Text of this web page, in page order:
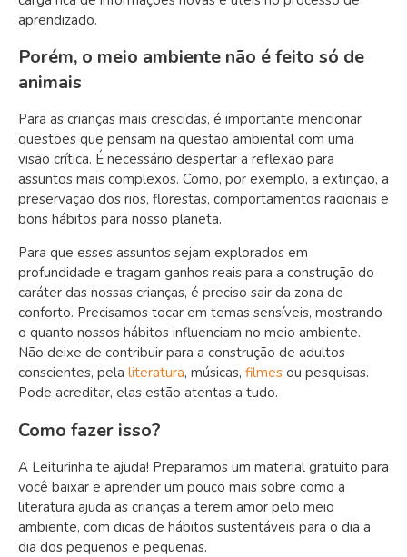
aprendizado.
Porém, o meio ambiente não é feito só de
animais
Para as crianças mais crescidas, é importante mencionar
questões que pensam na questão ambiental com uma
visão crítica. É necessário despertar a reflexão para
assuntos mais complexos. Como, por exemplo, a extinção, a
preservação dos rios, florestas, comportamentos racionais e
bons hábitos para nosso planeta.
Para que esses assuntos sejam explorados em
profundidade e tragam ganhos reais para a construção do
caráter das nossas crianças, é preciso sair da zona de
conforto. Precisamos tocar em temas sensíveis, mostrando
o quanto nossos hábitos influenciam no meio ambiente.
Não deixe de contribuir para a construção de adultos
conscientes, pela literatura, músicas, filmes ou pesquisas.
Pode acreditar, elas estão atentas a tudo.
Como fazer isso?
A Leiturinha te ajuda! Preparamos um material gratuito para
você baixar e aprender um pouco mais sobre como a
literatura ajuda as crianças a terem amor pelo meio
ambiente, com dicas de hábitos sustentáveis para o dia a
dia dos pequenos e pequenas.